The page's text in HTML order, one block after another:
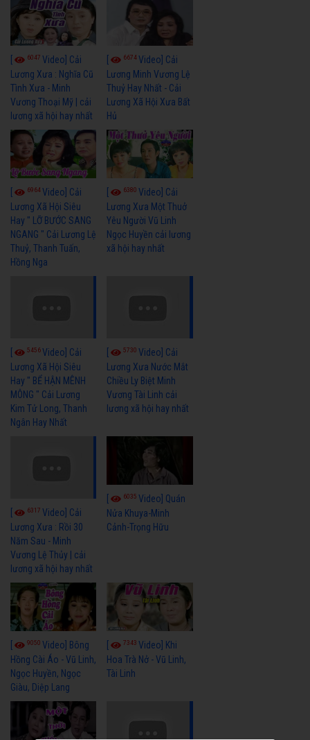
6047 Video] Cải
Lương Xưa : Nghĩa Cũ
Tình Xưa - Minh
Vương Thoại Mỹ | cải
lương xã hội hay nhất
6674Video] Cải
Lương Minh Vương Lệ
Thuỷ Hay Nhất - Cải
Lương Xã Hội Xưa Bất
Hủ
6964Video] Cải
Lương Xã Hội Siêu
Hay " LỠ BƯỚC SANG
NGANG " Cải Lương Lệ
Thuỷ, Thanh Tuấn,
Hồng Nga
6380Video] Cải
Lương Xưa Một Thuở
Yêu Người Vũ Linh
Ngọc Huyền cải lương
xã hội hay nhất
5456Video] Cải
Lương Xã Hội Siêu
Hay " BỂ HẬN MÊNH
MÔNG " Cải Lương
Kim Tử Long, Thanh
Ngân Hay Nhất
5730Video] Cải
Lương Xưa Nước Mắt
Chiều Ly Biệt Minh
Vương Tài Linh cải
lương xã hội hay nhất
6317 Video] Cải
Lương Xưa : Rồi 30
Năm Sau - Minh
Vương Lệ Thủy | cải
lương xã hội hay nhất
6035Video] Quán
Nửa Khuya-Minh
Cảnh-Trọng Hữu
9050 Video] Bông
Hồng Cài Áo - Vũ Linh,
Ngọc Huyền, Ngọc
Giàu, Diệp Lang
7343Video] Khi
Hoa Trà Nở - Vũ Linh,
Tài Linh